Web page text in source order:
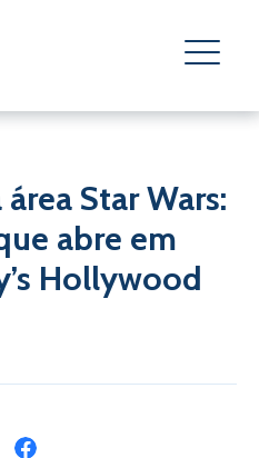
Star Wars:
abre em
Hollywood